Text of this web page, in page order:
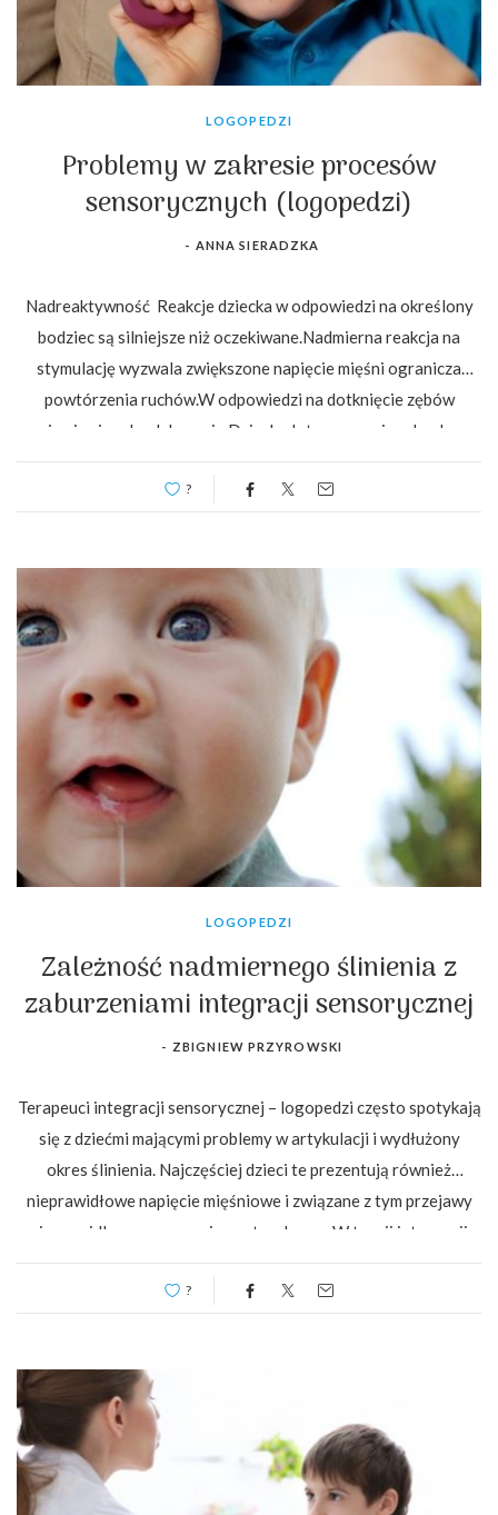
LOGOPEDZI
Problemy w zakresie procesów
sensorycznych (logopedzi)
- ANNA SIERADZKA
Nadreaktywność Reakcje dziecka w odpowiedzi na określony
bodziec są silniejsze niż oczekiwane.Nadmierna reakcja na
stymulację wyzwala zwiększone napięcie mięśni ogranicza
powtórzenia ruchów.W odpowiedzi na dotknięcie zębów
pojawia się odruch kąsania.Dziecko łatwo reaguje odruchem
wymiotnym.Reakcja dziecka jest zbyt silna w odpowiedzi na…
?
LOGOPEDZI
Zależność nadmiernego ślinienia z
zaburzeniami integracji sensorycznej
- ZBIGNIEW PRZYROWSKI
Terapeuci integracji sensorycznej – logopedzi często spotykają
się z dziećmi mającymi problemy w artykulacji i wydłużony
okres ślinienia. Najczęściej dzieci te prezentują również
nieprawidłowe napięcie mięśniowe i związane z tym przejawy
nieprawidłowego rozwoju posturalnego. W teorii integracji
sensorycznej nieprawidłowy rozwój…
?